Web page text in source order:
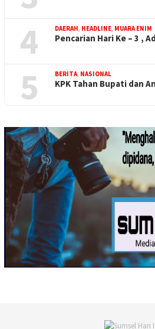
4 DAERAH, HEADLINE, MUARA ENIM
Pencarian Hari Ke – 3 ,
5 BERITA, NASIONAL
KPK Tahan Bupati dan